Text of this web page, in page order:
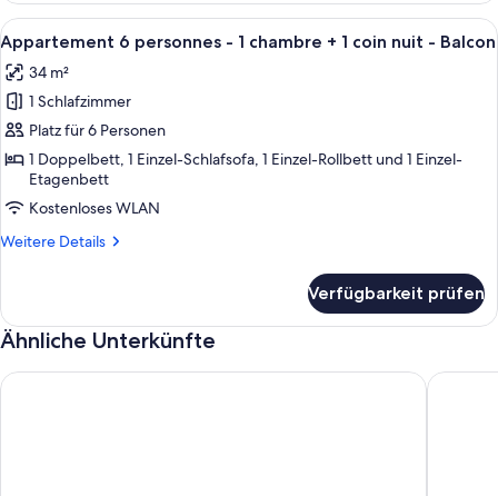
Schlafzimmer,
Balkon
Alle
Fotos
für
Appartement
6
personnes
1
chambre
coin
nuit
Balcon
Ein Zimmer mit einem Holztisch und
6
Appartement 6 personnes - 1 chambre + 1 coin nuit - Balcon
34 m²
1 Schlafzimmer
Platz für 6 Personen
1 Doppelbett, 1 Einzel-Schlafsofa, 1 Einzel-Rollbett und 1 Einzel-
Etagenbett
Kostenloses WLAN
Weitere Details
Weitere
6
personnes
1
Verfügbarkeit prüfen
Ähnliche Unterkünfte
Terres de France - Appart'Hotel Quimper T2